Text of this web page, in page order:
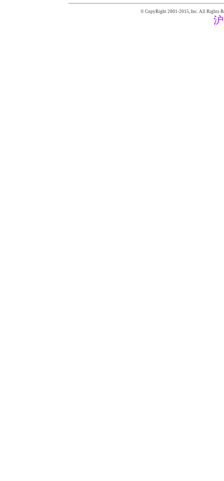
© CopyRight 2001-2015, Inc. All Rights